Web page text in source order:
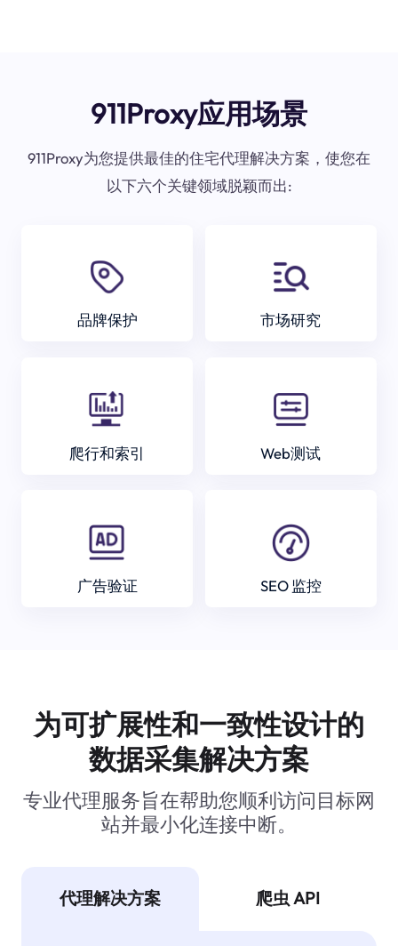
911Proxy应用场景
911Proxy为您提供最佳的住宅代理解决方案，使您在
以下六个关键领域脱颖而出:
品牌保护 市场研究
爬行和索引 Web测试
广告验证 SEO 监控
为可扩展性和一致性设计的
数据采集解决方案
专业代理服务旨在帮助您顺利访问目标网
站并最小化连接中断。
代理解决方案 爬虫 API